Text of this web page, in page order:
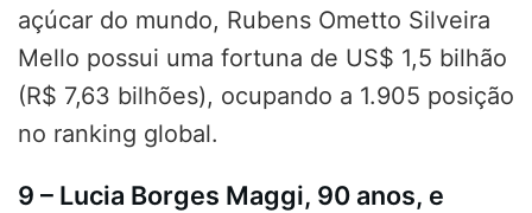
açúcar do mundo, Rubens Ometto Silveira
Mello possui uma fortuna de US$ 1,5 bilhão
(R$ 7,63 bilhões), ocupando a 1.905 posição
no ranking global.
9 – Lucia Borges Maggi, 90 anos, e